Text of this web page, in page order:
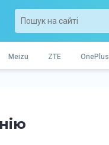
Meizu ZTE OnePlus